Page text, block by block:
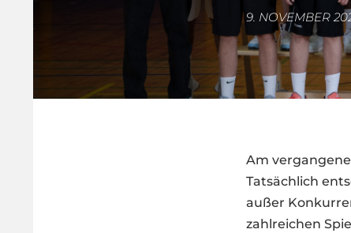
9. NOVEMBER
Am
Tatsächlich
außer
zahlreichen